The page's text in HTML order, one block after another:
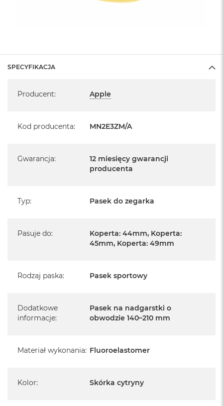
SPECYFIKACJA
Producent: Apple
Kod producenta: MN2E3ZM/A
Gwarancja:
12 miesięcy gwarancji
producenta
Typ: Pasek do zegarka
Pasuje do:
Koperta: 44mm, Koperta:
45mm, Koperta: 49mm
Rodzaj paska: Pasek sportowy
Dodatkowe
informacje:
Pasek na nadgarstki o
obwodzie 140–210 mm
Materiał wykonania: Fluoroelastomer
Kolor: Skórka cytryny